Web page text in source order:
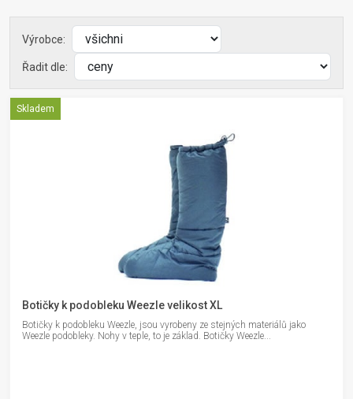
Výrobce:
Řadit dle:
Skladem
Botičky k podobleku Weezle velikost XL
Botičky k podobleku Weezle, jsou vyrobeny ze stejných materiálů jako
Weezle podobleky. Nohy v teple, to je základ. Botičky Weezle...